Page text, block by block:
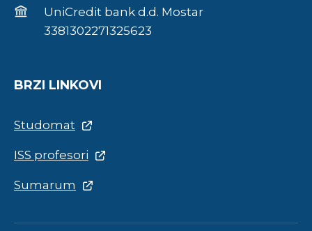
UniCredit bank d.d. Mostar
3381302271325623
BRZI LINKOVI
Studomat
ISS profesori
Sumarum